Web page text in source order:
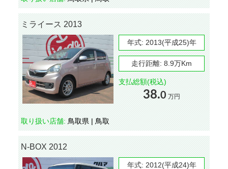
ミライース 2013
年式: 2013(平成25)年
走行距離: 8.9万Km
支払総額(税込)
38.0 万円
取り扱い店舗: 鳥取県 | 鳥取
N-BOX 2012
年式: 2012(平成24)年